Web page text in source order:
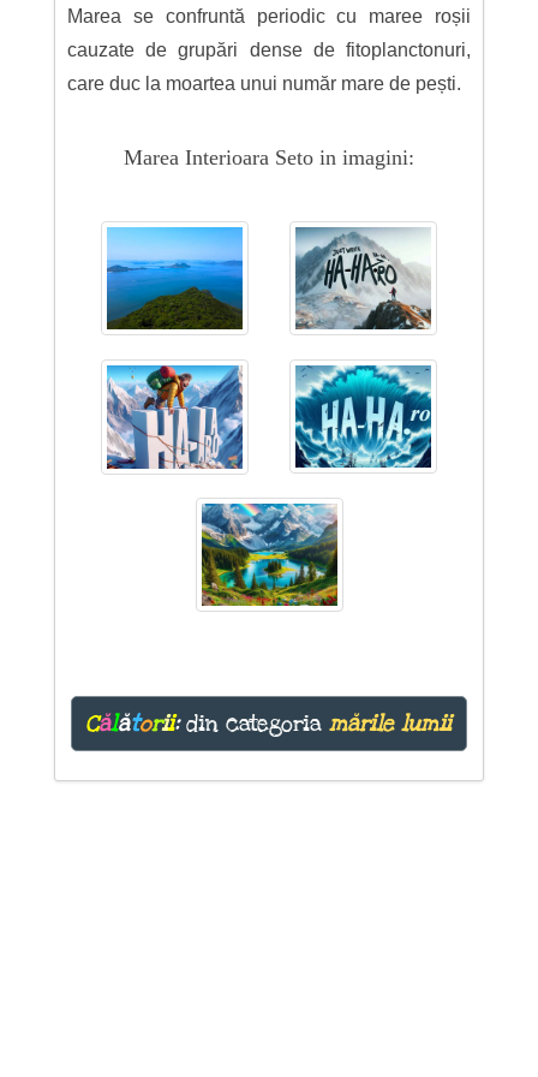
Marea se confruntă periodic cu maree roșii
cauzate de grupări dense de fitoplanctonuri,
care duc la moartea unui număr mare de pești.
Marea Interioara Seto in imagini:
Călătorii:din categoriamările lumii